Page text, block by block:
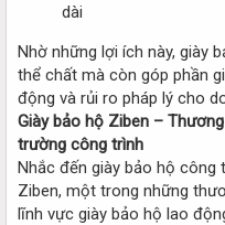
dài
Nhờ những lợi ích này, giày
thể chất mà còn góp phần
động và rủi ro pháp lý cho
Giày bảo hộ Ziben –
trường công trình
Nhắc đến giày bảo hộ công
Ziben, một trong những
lĩnh vực giày bảo hộ lao